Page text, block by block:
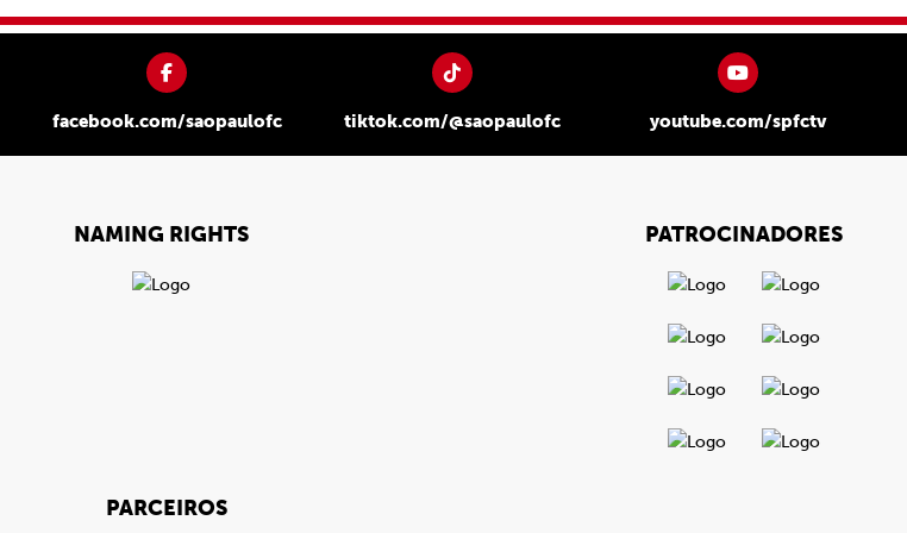
facebook.com/saopaulofc tiktok.com/@saopaulofc youtube.com/spfctv
NAMING RIGHTS PATROCINADORES
PARCEIROS